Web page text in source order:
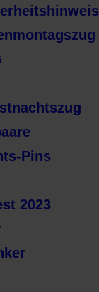
Pins
2023